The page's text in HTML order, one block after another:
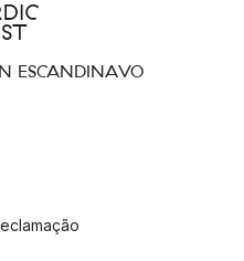
ESCANDINAVO